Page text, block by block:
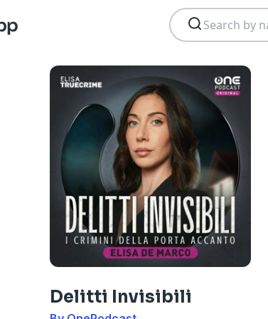
Delitti Invisibili